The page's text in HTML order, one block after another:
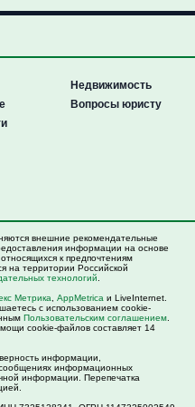
Недвижимость
Вопросы юристу
внешние рекомендательные
информации на основе
к предпочтениям
на территории Российской
технологий
Метрика AppMetrica и LiveInternet.
с использованием cookie-
Пользовательским соглашением
cookie-файлов составляет 14
информации,
информационных
информации. Перепечатка